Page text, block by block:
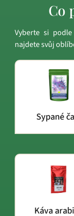
Co
Vyberte si
najdete svůj
Sypané
Káva